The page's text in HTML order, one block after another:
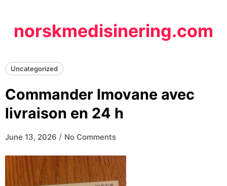
contentnorskmedisinering.com
Uncategorized
Commander Imovane avec
livraison en 24 h
June 13, 2026 / No Comments